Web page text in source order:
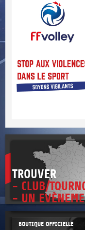
TROUVER
- CLUB/
- UN
BOUTIQUE OFFICIELLE